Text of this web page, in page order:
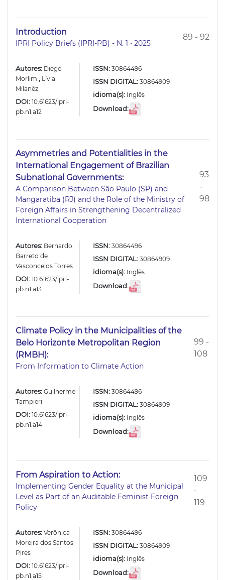
Introduction
IPRI Policy Briefs (IPRI-PB) - N. 1 • 2025
89 - 92
Autores: Diego
Morlim , Lívia
Milanêz
DOI: 10.61623/ipri-
pb.n1.a12
ISSN:30864496
ISSN DIGITAL:30864909
idioma(s): Inglês
Download:
Asymmetries and Potentialities in the
International Engagement of Brazilian
Subnational Governments:
A Comparison Between São Paulo (SP) and
Mangaratiba (RJ) and the Role of the Ministry of
Foreign Affairs in Strengthening Decentralized
International Cooperation
93
-
98
Autores: Bernardo
Barreto de
Vasconcelos Torres
DOI: 10.61623/ipri-
pb.n1.a13
ISSN:30864496
ISSN DIGITAL:30864909
idioma(s): Inglês
Download:
Climate Policy in the Municipalities of the
Belo Horizonte Metropolitan Region
(RMBH):
From Information to Climate Action
99 -
108
Autores: Guilherme
Tampieri
DOI: 10.61623/ipri-
pb.n1.a14
ISSN:30864496
ISSN DIGITAL:30864909
idioma(s): Inglês
Download:
From Aspiration to Action:
Implementing Gender Equality at the Municipal
Level as Part of an Auditable Feminist Foreign
Policy
109
-
119
Autores: Verônica
Moreira dos Santos
Pires
DOI: 10.61623/ipri-
pb.n1.a15
ISSN:30864496
ISSN DIGITAL:30864909
idioma(s): Inglês
Download: